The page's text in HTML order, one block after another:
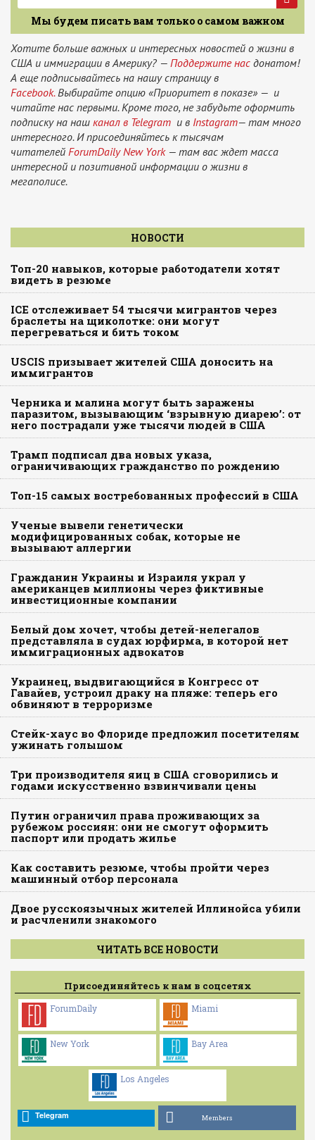
Мы будем писать вам только о самом важном
Хотите больше важных и интересных новостей о жизни в
США и иммиграции в Америку? — Поддержите нас донатом!
А еще подписывайтесь на нашу страницу в
Facebook.Выбирайте опцию «Приоритет в показе» — и
читайте нас первыми. Кроме того, не забудьте оформить
подписку на наш канал в Telegram и в Instagram— там много
интересного. И присоединяйтесь к тысячам
читателей ForumDaily New York— там вас ждет масса
интересной и позитивной информации о жизни в
мегаполисе.
НОВОСТИ
Топ-20 навыков, которые работодатели хотят
видеть в резюме
ICE отслеживает 54 тысячи мигрантов через
браслеты на щиколотке: они могут
перегреваться и бить током
USCIS призывает жителей США доносить на
иммигрантов
Черника и малина могут быть заражены
паразитом, вызывающим ‘взрывную диарею’: от
него пострадали уже тысячи людей в США
Трамп подписал два новых указа,
ограничивающих гражданство по рождению
Топ-15 самых востребованных профессий в США
Ученые вывели генетически
модифицированных собак, которые не
вызывают аллергии
Гражданин Украины и Израиля украл у
американцев миллионы через фиктивные
инвестиционные компании
Белый дом хочет, чтобы детей-нелегалов
представляла в судах юрфирма, в которой нет
иммиграционных адвокатов
Украинец, выдвигающийся в Конгресс от
Гавайев, устроил драку на пляже: теперь его
обвиняют в терроризме
Стейк-хаус во Флориде предложил посетителям
ужинать голышом
Три производителя яиц в США сговорились и
годами искусственно взвинчивали цены
Путин ограничил права проживающих за
рубежом россиян: они не смогут оформить
паспорт или продать жилье
Как составить резюме, чтобы пройти через
машинный отбор персонала
Двое русскоязычных жителей Иллинойса убили
и расчленили знакомого
ЧИТАТЬ ВСЕ НОВОСТИ
Присоединяйтесь к нам в соцсетях
ForumDaily Miami
New York Bay Area
Los Angeles
Telegram Members